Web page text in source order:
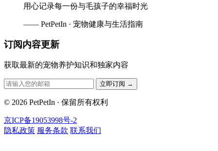
用心记录每一份与毛孩子的幸福时光
—— PetPetIn · 宠物健康与生活指南
订阅内容更新
获取最新的宠物养护知识和独家内容
立即订阅 →
© 2026 PetPetIn · 保留所有权利
京ICP备19053998号-2
隐私政策 服务条款 联系我们